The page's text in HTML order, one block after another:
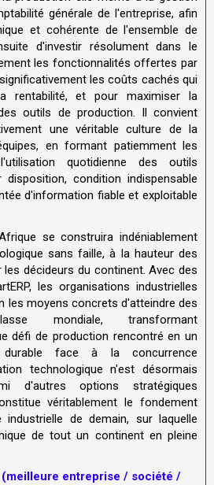
générale de l'entreprise, afin
et cohérente de l'ensemble de
d'investir résolument dans le
les fonctionnalités offertes par
les coûts cachés qui
rentabilité, et pour maximiser la
outils de production. Il convient
une véritable culture de la
en formant patiemment les
quotidienne des outils
condition indispensable
d'information fiable et exploitable
se construira indéniablement
sans faille, à la hauteur des
décideurs du continent. Avec des
les organisations industrielles
les moyens concrets d'atteindre des
mondiale, transformant
défi de production rencontré en un
durable face à la concurrence
technologique n'est désormais
d'autres options stratégiques
véritablement le fondement
de demain, sur laquelle
de tout un continent en pleine
(meilleure entreprise / société /